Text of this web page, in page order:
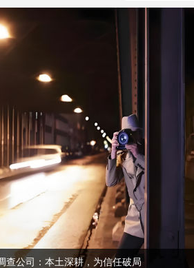
查公司：本土深耕，为信任破局